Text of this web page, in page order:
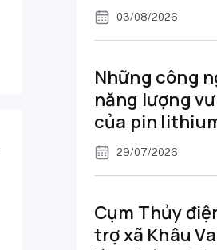
03/08/2026
Những công
năng lượng
của pin
29/07/2026
Cụm Thủy
trợ xã Khâu